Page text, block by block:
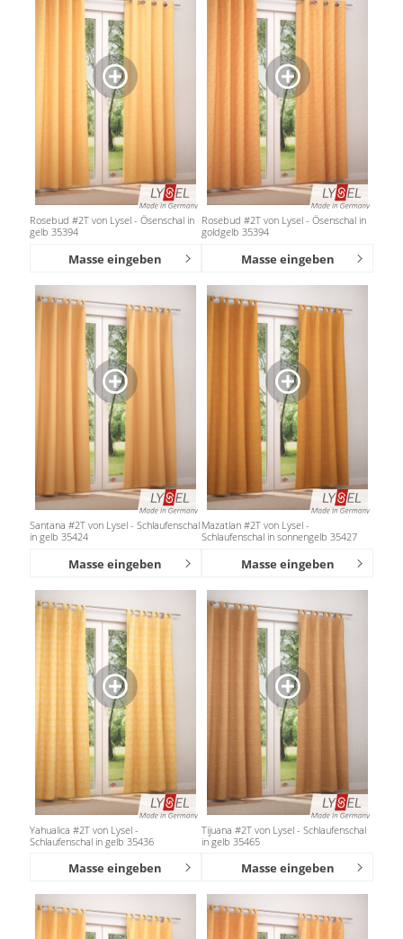
Rosebud #2T von Lysel - Ösenschal in
gelb 35394
Masse eingeben
Rosebud #2T von Lysel - Ösenschal in
goldgelb 35394
Masse eingeben
Santana #2T von Lysel - Schlaufenschal
in gelb 35424
Masse eingeben
Mazatlan #2T von Lysel -
Schlaufenschal in sonnengelb 35427
Masse eingeben
Yahualica #2T von Lysel -
Schlaufenschal in gelb 35436
Masse eingeben
Tijuana #2T von Lysel - Schlaufenschal
in gelb 35465
Masse eingeben